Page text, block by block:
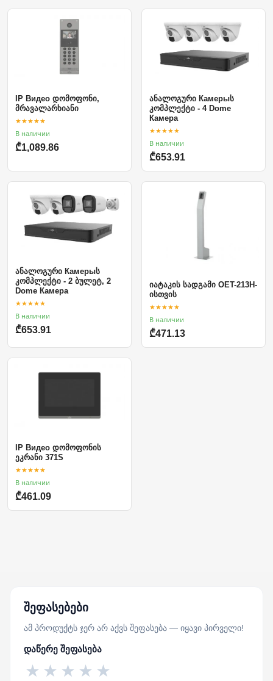
IP Видео დომოფონი,
მრავალარხიანი
★★★★★
В наличии
₾1,089.86
ანალოგური Камерыს
კომპლექტი - 4 Dome
Камера
★★★★★
В наличии
₾653.91
ანალოგური Камерыს
კომპლექტი - 2 ბულეტ, 2
Dome Камера
★★★★★
В наличии
₾653.91
იატაკის სადგამი OET-213H-
ისთვის
★★★★★
В наличии
₾471.13
IP Видео დომოფონის
ეკრანი 371S
★★★★★
В наличии
₾461.09
შეფასებები
ამ პროდუქტს ჯერ არ აქვს შეფასება — იყავი პირველი!
დაწერე შეფასება
★
★
★
★
★